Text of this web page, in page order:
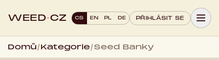
WEED·CZ CS EN PL DE PŘIHLÁSIT SE
Domů/Kategorie/Seed Banky